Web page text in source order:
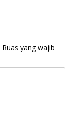
Ruas yang wajib